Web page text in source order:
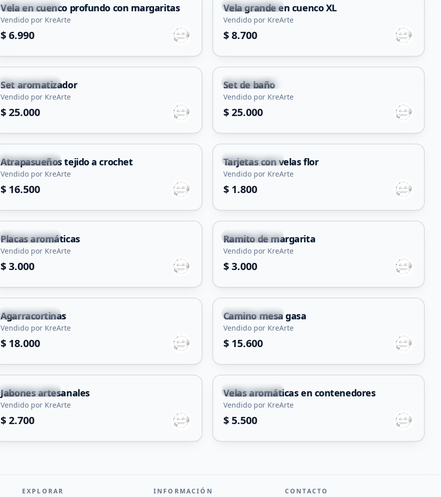
Villa Mercedes
Vela en cuenco profundo con margaritas
Vendido por KreArte
$ 6.990
Villa Mercedes
Vela grande en cuenco XL
Vendido por KreArte
$ 8.700
Villa Mercedes
Set aromatizador
Vendido por KreArte
$ 25.000
Villa Mercedes
Set de baño
Vendido por KreArte
$ 25.000
Villa Mercedes
Atrapasueños tejido a crochet
Vendido por KreArte
$ 16.500
Villa Mercedes
Tarjetas con velas flor
Vendido por KreArte
$ 1.800
Villa Mercedes
Placas aromáticas
Vendido por KreArte
$ 3.000
Villa Mercedes
Ramito de margarita
Vendido por KreArte
$ 3.000
Villa Mercedes
Agarracortinas
Vendido por KreArte
$ 18.000
Villa Mercedes
Camino mesa gasa
Vendido por KreArte
$ 15.600
Villa Mercedes
Jabones artesanales
Vendido por KreArte
$ 2.700
Villa Mercedes
Velas aromáticas en contenedores
Vendido por KreArte
$ 5.500
EXPLORAR INFORMACIÓN CONTACTO